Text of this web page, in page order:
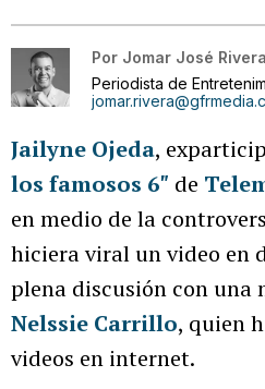
Por Jomar José
Periodista de
Jailyne Ojeda,
los famosos 6″ de
en medio de la
hiciera viral un video en
plena discusión con una
Nelssie Carrillo, quien
videos en internet.